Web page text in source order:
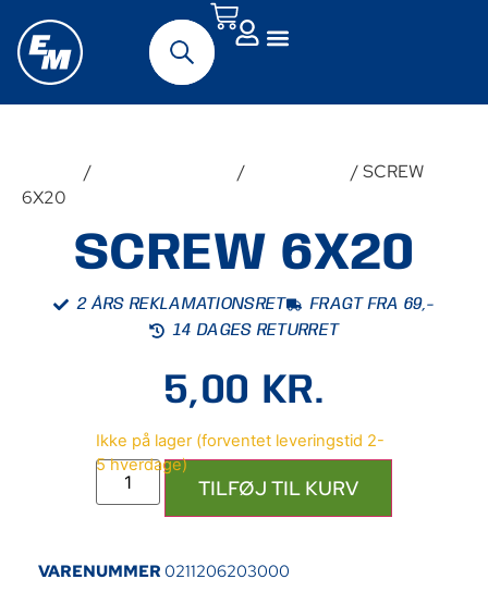
/ /
/ SCREW
6X20
SCREW 6X20
2 ÅRS REKLAMATIONSRET
FRAGT FRA 69,-
14 DAGES RETURRET
5,00 KR.
TILFØJ TIL KURV
VARENUMMER 0211206203000